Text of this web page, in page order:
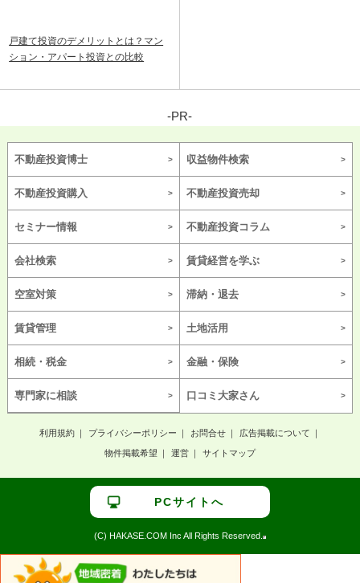
戸建て投資のデメリットとは？マン
ション・アパート投資との比較
-PR-
不動産投資博士 収益物件検索
不動産投資購入 不動産投資売却
セミナー情報 不動産投資コラム
会社検索 賃貸経営を学ぶ
空室対策 滞納・退去
賃貸管理 土地活用
相続・税金 金融・保険
専門家に相談 口コミ大家さん
利用規約 プライバシーポリシー お問合せ 広告掲載について
物件掲載希望 運営 サイトマップ
PCサイトへ
(C) HAKASE.COM Inc All Rights Reserved.